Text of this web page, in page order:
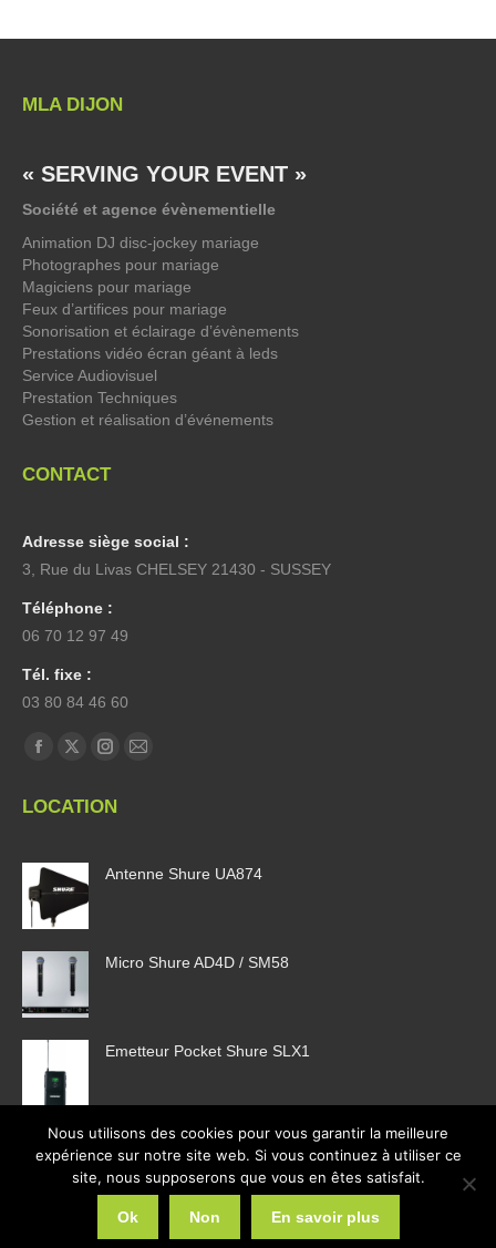
MLA DIJON
« SERVING YOUR EVENT »
Société et agence évènementielle
Animation DJ disc-jockey mariage
Photographes pour mariage
Magiciens pour mariage
Feux d’artifices pour mariage
Sonorisation et éclairage d’évènements
Prestations vidéo écran géant à leds
Service Audiovisuel
Prestation Techniques
Gestion et réalisation d’événements
CONTACT
Adresse siège social :
3, Rue du Livas CHELSEY 21430 - SUSSEY
Téléphone :
06 70 12 97 49
Tél. fixe :
03 80 84 46 60
Trouvez nous sur :
La
Facebook
dans
une
nouvelle
fenêtre
La
X
dans
une
nouvelle
fenêtre
La
Instagram
dans
fenêtre
La
s'ouvre
nouvelle
LOCATION
Antenne Shure UA874
Micro Shure AD4D / SM58
Emetteur Pocket Shure SLX1
2026 © Web Communication
Liens utiles
Nous utilisons des cookies pour vous garantir la meilleure
expérience sur notre site web. Si vous continuez à utiliser ce
site, nous supposerons que vous en êtes satisfait.
Ok Non En savoir plus